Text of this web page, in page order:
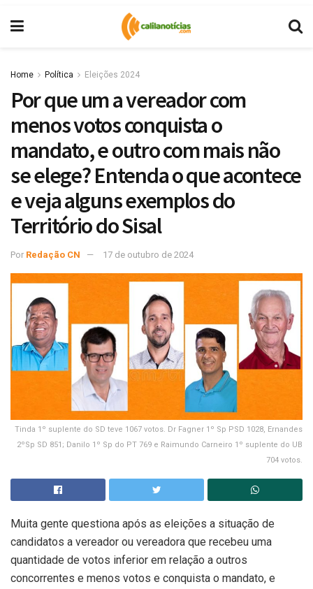
Home Política Eleições 2024
Por que um a vereador com
menos votos conquista o
mandato, e outro com mais não
se elege? Entenda o que acontece
e veja alguns exemplos do
Território do Sisal
Por Redação CN 17 de outubro de 2024
Tinda 1º suplente do SD teve 1067 votos. Dr Fagner 1º Sp PSD 1028, Ernandes
2ºSp SD 851; Danilo 1º Sp do PT 769 e Raimundo Carneiro 1º suplente do UB
704 votos.
Muita gente questiona após as eleições a situação de
candidatos a vereador ou vereadora que recebeu uma
quantidade de votos inferior em relação a outros
concorrentes e menos votos e conquista o mandato, e